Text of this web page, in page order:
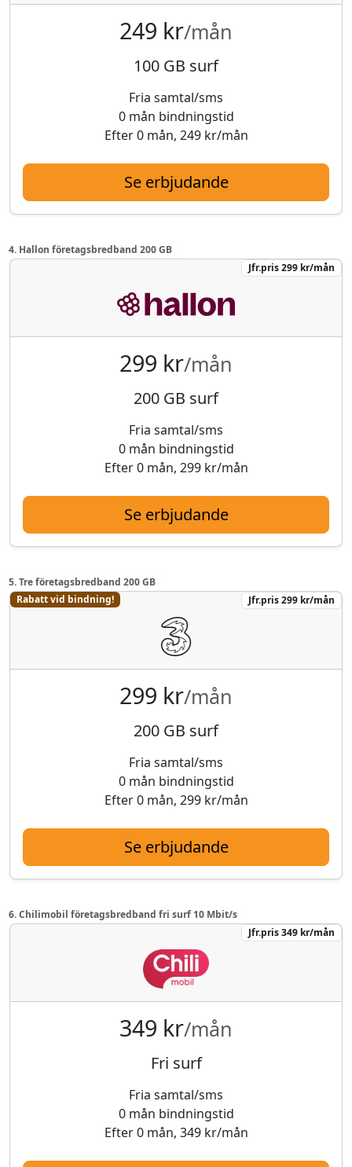
249 kr/mån
100 GB surf
Fria samtal/sms
0 mån bindningstid
Efter 0 mån, 249 kr/mån
Se erbjudande
4. Hallon företagsbredband 200 GB
Jfr.pris 299 kr/mån
299 kr/mån
200 GB surf
Fria samtal/sms
0 mån bindningstid
Efter 0 mån, 299 kr/mån
Se erbjudande
5. Tre företagsbredband 200 GB
Rabatt vid bindning!
Jfr.pris 299 kr/mån
299 kr/mån
200 GB surf
Fria samtal/sms
0 mån bindningstid
Efter 0 mån, 299 kr/mån
Se erbjudande
6. Chilimobil företagsbredband fri surf 10 Mbit/s
Jfr.pris 349 kr/mån
349 kr/mån
Fri surf
Fria samtal/sms
0 mån bindningstid
Efter 0 mån, 349 kr/mån